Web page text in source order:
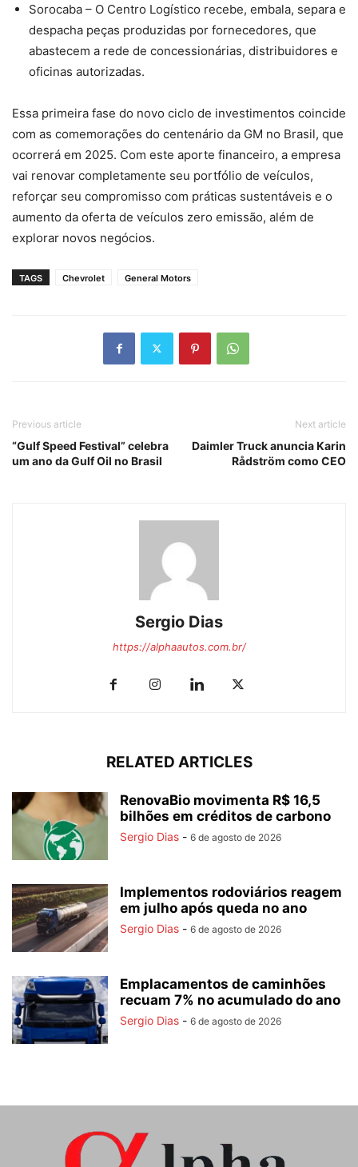
Sorocaba – O Centro Logístico recebe, embala, separa e
despacha peças produzidas por fornecedores, que
abastecem a rede de concessionárias, distribuidores e
oficinas autorizadas.
Essa primeira fase do novo ciclo de investimentos coincide
com as comemorações do centenário da GM no Brasil, que
ocorrerá em 2025. Com este aporte financeiro, a empresa
vai renovar completamente seu portfólio de veículos,
reforçar seu compromisso com práticas sustentáveis e o
aumento da oferta de veículos zero emissão, além de
explorar novos negócios.
TAGS Chevrolet General Motors
Previous article
“Gulf Speed Festival” celebra
um ano da Gulf Oil no Brasil
Next article
Daimler Truck anuncia Karin
Rådström como CEO
Sergio Dias
https://alphaautos.com.br/
RELATED ARTICLES
RenovaBio movimenta R$ 16,5
bilhões em créditos de carbono
Sergio Dias - 6 de agosto de 2026
Implementos rodoviários reagem
em julho após queda no ano
Sergio Dias - 6 de agosto de 2026
Emplacamentos de caminhões
recuam 7% no acumulado do ano
Sergio Dias - 6 de agosto de 2026